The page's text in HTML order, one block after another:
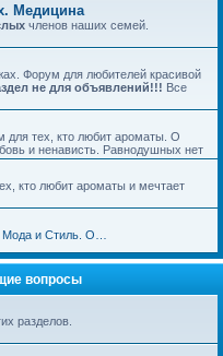
Медицина
членов наших семей.
Форум для любителей красивой
не для объявлений!!! Все
для тех, кто любит ароматы. О
и ненависть. Равнодушных нет
кто любит ароматы и мечтает
вопросы
разделов.